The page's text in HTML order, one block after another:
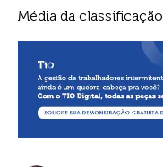
Média da classificação